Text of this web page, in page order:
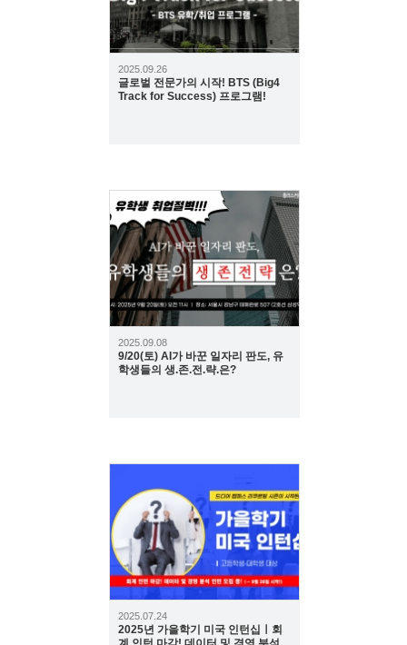
2025.09.26
글로벌 전문가의 시작! BTS (Big4
Track for Success) 프로그램!
631
2025.09.08
9/20(토) AI가 바꾼 일자리 판도, 유
학생들의 생.존.전.략.은?
1183
2025.07.24
2025년 가을학기 미국 인턴십ㅣ회